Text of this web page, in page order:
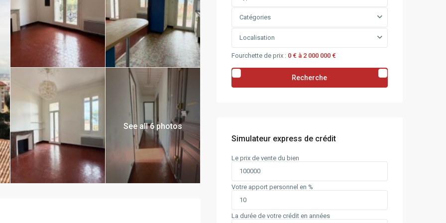
See all 6 photos
Catégories
Localisation
Fourchette de prix : 0 € à 2 000 000 €
Recherche
Simulateur express de crédit
Le prix de vente du bien
Votre apport personnel en %
La durée de votre crédit en années